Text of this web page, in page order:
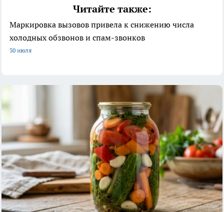
Читайте также:
Маркировка вызовов привела к снижению числа
холодных обзвонов и спам-звонков
30 июля